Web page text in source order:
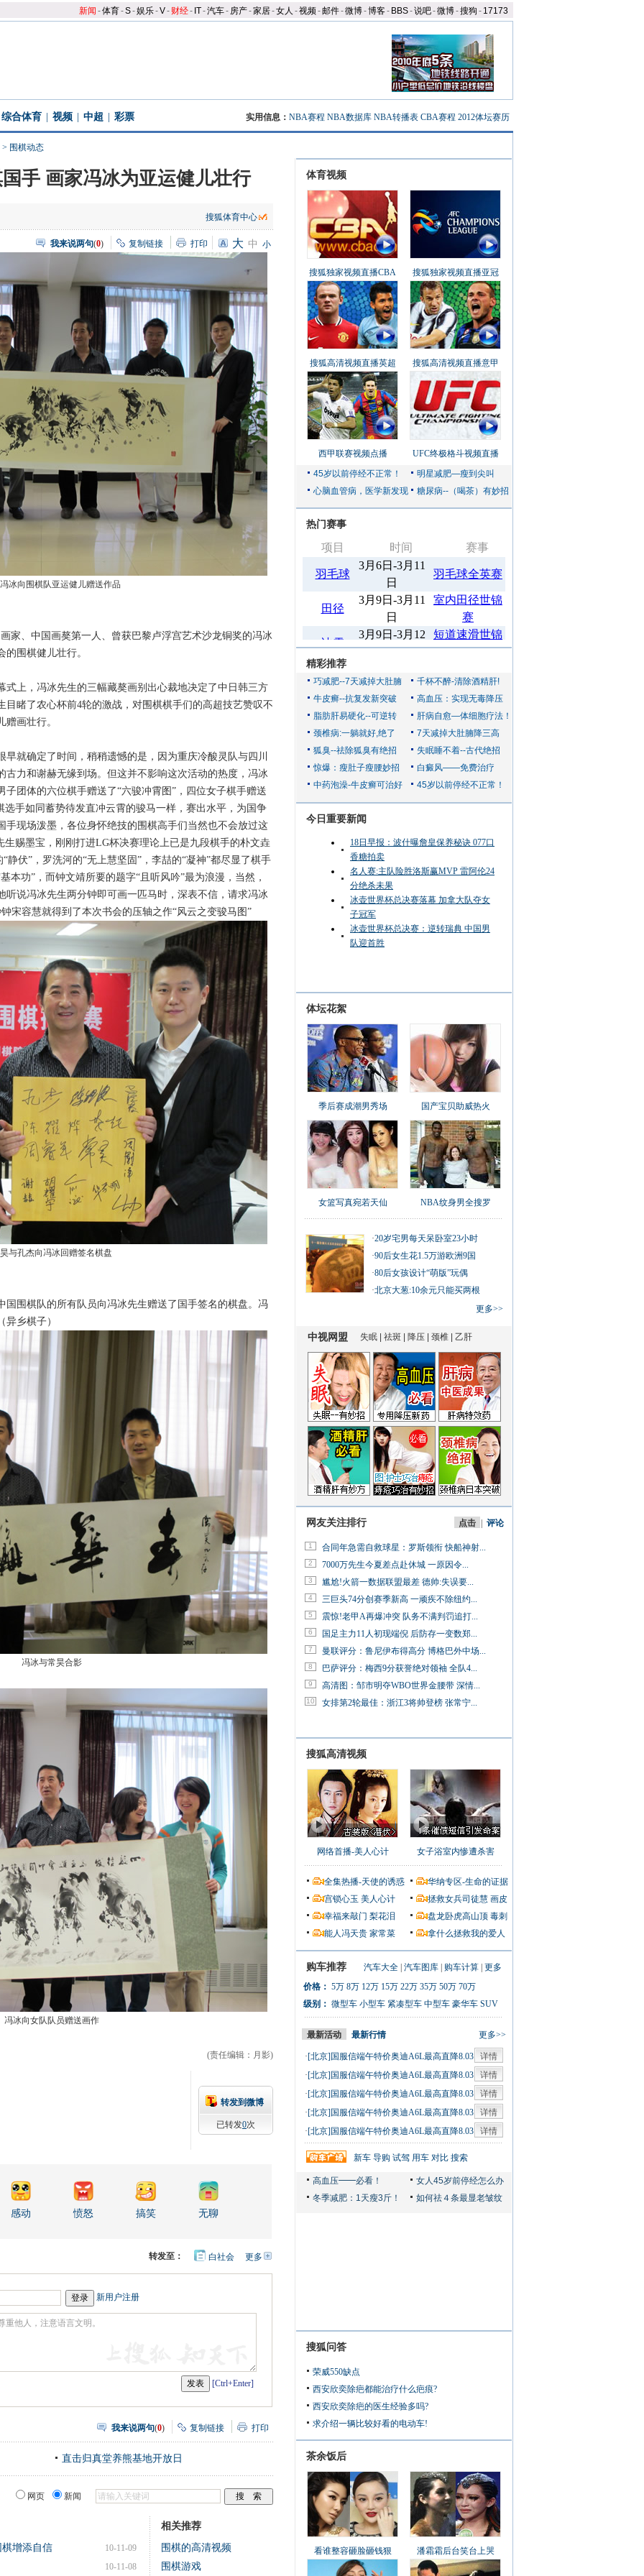
新闻 -体育-S-娱乐-V- 财经- IT-汽车- 房产-家居-女人 -视频-邮件-微博-博客- BBS-说吧-微博-搜狗 - 17173
综合体育 视频 中超 彩票 实用信息： NBA赛程 NBA数据库 NBA转播表 CBA赛程 2012体坛赛历
> 围棋动态
手 画家冯冰为亚运健儿壮行
搜狐体育中心
我来说两句(0) 复制链接 打印 大 中 小
冰向围棋队亚运健儿赠送作品
、中国画獒第一人、曾获巴黎卢浮宫艺术沙龙铜奖的冯冰
围棋健儿壮行。
上，冯冰先生的三幅藏獒画别出心裁地决定了中日韩三方
目睹了农心杯前4轮的激战，对围棋棋手们的高超技艺赞叹不
画壮行。
确定了时间，稍稍遗憾的是，因为重庆冷酸灵队与四川
古力和谢赫无缘到场。但这并不影响这次活动的热度，冯冰
团体的六位棋手赠送了“六骏冲霄图”，四位女子棋手赠送
选手如同蓄势待发直冲云霄的骏马一样，赛出水平，为国争
手现场泼墨，各位身怀绝技的围棋高手们当然也不会放过这
生赐墨宝，刚刚打进LG杯决赛理论上已是九段棋手的朴文垚
静伏”，罗洗河的“无上慧坚固”，李喆的“凝神”都尽显了棋手
本功”，而钟文靖所要的题字“且听风吟”最为浪漫，当然，
听说冯冰先生两分钟即可画一匹马时，深表不信，请求冯冰
宋容慧就得到了本次书会的压轴之作“风云之变骏马图”
与孔杰向冯冰回赠签名棋盘
棋队的所有队员向冯冰先生赠送了国手签名的棋盘。冯
乡棋子）
冯冰与常昊合影
冯冰向女队队员赠送画作
(责任编辑：月影)
转发到微博
已转发0次
感动 愤怒 搞笑 无聊
更多开
转发至： 白社会
新用户注册
[Ctrl+Enter]
我来说两句(0) 复制链接 打印
直击归真堂养熊基地开放日
网页 新闻
10-11-09
增添自信
10-11-08
相关推荐
围棋的高清视频
围棋游戏
体育视频
搜狐独家视频直播CBA 搜狐独家视频直播亚冠
搜狐高清视频直播英超 搜狐高清视频直播意甲
西甲联赛视频点播 UFC终极格斗视频直播
热门赛事
精彩推荐
今日重要新闻
体坛花絮
季后赛成潮男秀场 国产宝贝助威热火
女篮写真宛若天仙 NBA纹身男全搜罗
·20岁宅男每天呆卧室23小时
·90后女生花1.5万游欧洲9国
·80后女孩设计“萌版”玩偶
·北京大葱:10余元只能买两根
更多>>
网友关注排行 点击 评论
1 合同年急需自救球星：罗斯领衔 快船神射...
2 7000万先生今夏差点赴休城 一原因令...
3 尴尬!火箭一数据联盟最差 德帅:失误要...
4 三巨头74分创赛季新高 一顽疾不除纽约...
5 震惊!老甲A再爆冲突 队务不满判罚追打...
6 国足主力11人初现端倪 后防存一变数郑...
7 曼联评分：鲁尼伊布得高分 博格巴外中场...
8 巴萨评分：梅西9分获誉绝对领袖 全队4...
9 高清图：邹市明夺WBO世界金腰带 深情...
10 女排第2轮最佳：浙江3将帅登榜 张常宁...
搜狐高清视频
网络首播-美人心计 女子浴室内惨遭杀害
全集热播-天使的诱惑
华纳专区-生命的证据
宫锁心玉 美人心计 拯救女兵司徒慧 画皮
幸福来敲门 梨花泪 盘龙卧虎高山顶 毒刺
能人冯天贵 家常菜 拿什么拯救我的爱人
购车推荐 汽车大全 汽车图库 购车计算 更多
价格： 5万 8万 12万 15万 22万 35万 50万 70万
级别： 微型车 小型车 紧凑型车 中型车 豪华车 SUV
最新活动 最新行情 更多>>
详情
·[北京]国服信端午特价奥迪A6L最高直降8.03
万 0人
详情
·[北京]国服信端午特价奥迪A6L最高直降8.03
万 0人
详情
·[北京]国服信端午特价奥迪A6L最高直降8.03
万 0人
详情
·[北京]国服信端午特价奥迪A6L最高直降8.03
万 0人
详情
·[北京]国服信端午特价奥迪A6L最高直降8.03
万 0人
新车 导购 试驾 用车 对比 搜索
搜狐问答
荣威550缺点
西安欣奕除疤都能治疗什么疤痕?
西安欣奕除疤的医生经验多吗?
求介绍一辆比较好看的电动车!
茶余饭后
看谁整容砸脸砸钱狠 潘霜霜后台笑台上哭